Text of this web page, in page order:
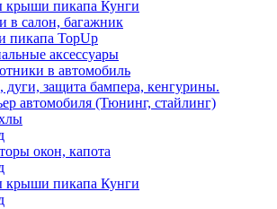
крыши пикапа Кунги
в салон, багажник
пикапа TopUp
аксессуары
в автомобиль
дуги, защита бампера, кенгурины.
автомобиля (Тюнинг, стайлинг)
окон, капота
крыши пикапа Кунги